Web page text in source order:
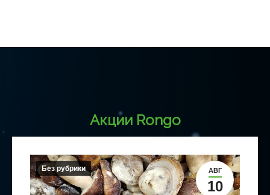
Акции Rongo
АВГ
10
Без рубрики